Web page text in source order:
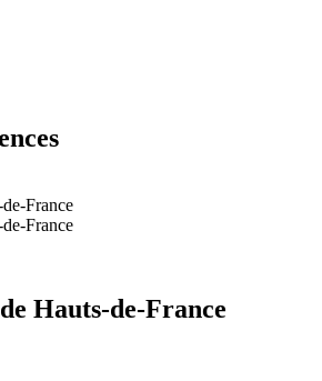
France
France
Hauts-de-France